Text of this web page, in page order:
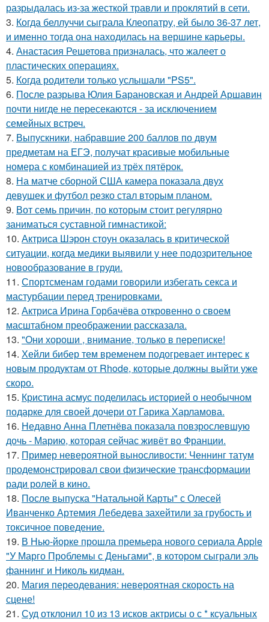
разрыдалась из-за жесткой травли и проклятий в сети.
3. Когда беллуччи сыграла Клеопатру, ей было 36-37 лет,
и именно тогда она находилась на вершине карьеры.
4. Анастасия Решетова призналась, что жалеет о
пластических операциях.
5. Когда родители только услышали "PS5".
6. После разрыва Юлия Барановская и Андрей Аршавин
почти нигде не пересекаются - за исключением
семейных встреч.
7. Выпускники, набравшие 200 баллов по двум
предметам на ЕГЭ, получат красивые мобильные
номера с комбинацией из трёх пятёрок.
8. На матче сборной США камера показала двух
девушек и футбол резко стал вторым планом.
9. Вот семь причин, по которым стоит регулярно
заниматься суставной гимнастикой:
10. Актриса Шэрон стоун оказалась в критической
ситуации, когда медики выявили у нее подозрительное
новообразование в груди.
11. Спортсменам годами говорили избегать секса и
мастурбации перед тренировками.
12. Актриса Ирина Горбачёва откровенно о своем
масштабном преображении рассказала.
13. "Они хороши , внимание, только в переписке!
14. Хейли бибер тем временем подогревает интерес к
новым продуктам от Rhode, которые должны выйти уже
скоро.
15. Кристина асмус поделилась историей о необычном
подарке для своей дочери от Гарика Харламова.
16. Недавно Анна Плетнёва показала повзрослевшую
дочь - Марию, которая сейчас живёт во Франции.
17. Пример невероятной выносливости: Ченнинг татум
продемонстрировал свои физические трансформации
ради ролей в кино.
18. После выпуска "Натальной Карты" с Олесей
Иванченко Артемия Лебедева захейтили за грубость и
токсичное поведение.
19. В Нью-йорке прошла премьера нового сериала Apple
"У Марго Проблемы с Деньгами", в котором сыграли эль
фаннинг и Николь кидман.
20. Магия переодевания: невероятная скорость на
сцене!
21. Суд отклонил 10 из 13 исков актрисы о с * ксуальных